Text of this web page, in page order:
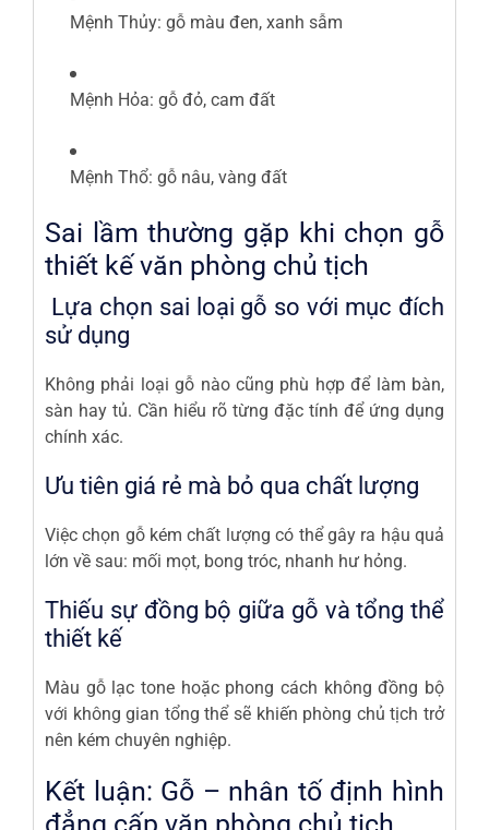
Mệnh Thủy: gỗ màu đen, xanh sẫm
Mệnh Hỏa: gỗ đỏ, cam đất
Mệnh Thổ: gỗ nâu, vàng đất
Sai lầm thường gặp khi chọn gỗ
thiết kế văn phòng chủ tịch
Lựa chọn sai loại gỗ so với mục đích
sử dụng
Không phải loại gỗ nào cũng phù hợp để làm bàn,
sàn hay tủ. Cần hiểu rõ từng đặc tính để ứng dụng
chính xác.
Ưu tiên giá rẻ mà bỏ qua chất lượng
Việc chọn gỗ kém chất lượng có thể gây ra hậu quả
lớn về sau: mối mọt, bong tróc, nhanh hư hỏng.
Thiếu sự đồng bộ giữa gỗ và tổng thể
thiết kế
Màu gỗ lạc tone hoặc phong cách không đồng bộ
với không gian tổng thể sẽ khiến phòng chủ tịch trở
nên kém chuyên nghiệp.
Kết luận: Gỗ – nhân tố định hình